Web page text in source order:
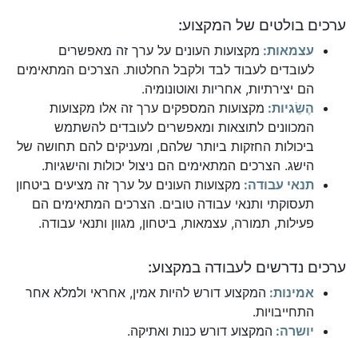
ערכים בולטים של המקצוע:
עצמאות: מקצועות העונים על ערך זה מאפשרים
לעובדים לעבוד לבד ולקבל החלטות. הצרכים המתאימים
הם יצירתיות, אחריות ואוטונומיה.
הֶשֵׂגיות: מקצועות המספקים ערך זה אלו מקצועות
המכוונים לתוצאות ומאפשרים לעובדים להשתמש
ביכולות החזקות ביותר שלהם, ומעניקים להם תחושה של
הישג. הצרכים המתאימים הם ניצול יכולות והישגיות.
תנאי עבודה: מקצועות העונים על ערך זה מציעים ביטחון
תעסוקתי ותנאי עבודה טובים. הצרכים המתאימים הם
פעילות, תמורה, עצמאות, ביטחון, מגוון ותנאי עבודה.
ערכים נדרשים לעבודה במקצוע:
אמינות: המקצוע דורש להיות אמין, אחראי ולמלא אחר
התחייבויות.
יושרה: המקצוע דורש כנות ואתיקה.